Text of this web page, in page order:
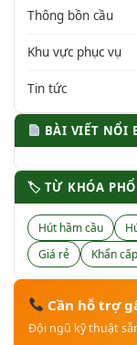
Thông bồn cầu
Khu vực phục vụ
Tin tức
BÀI VIẾT NỔI
🏷 TỪ KHÓA
Hút hầm cầu
Giá rẻ
Khẩn cấp
Cần hỗ trợ
Đội ngũ kỹ thuật